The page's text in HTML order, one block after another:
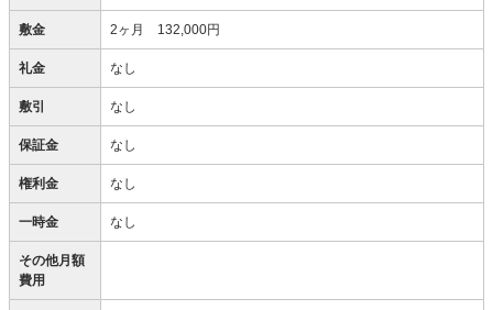
敷金 2ヶ月 132,000円
礼金 なし
敷引 なし
保証金 なし
権利金 なし
一時金 なし
その他月額
費用